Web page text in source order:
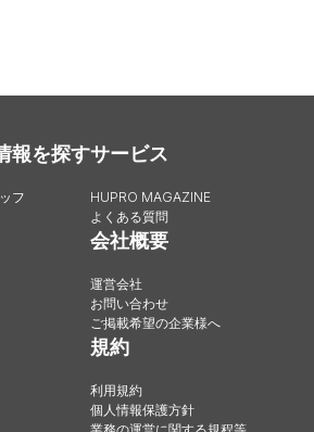
報を探す
フ
サービス
HUPRO MAGAZINE
よくある質問
会社概要
運営会社
お問い合わせ
ご掲載希望の企業様へ
規約
利用規約
個人情報保護方針